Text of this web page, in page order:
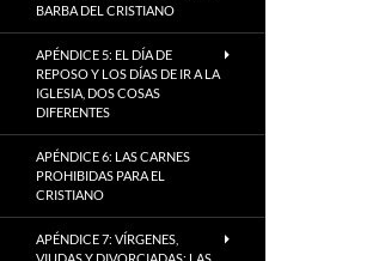
BARBA DEL CRISTIANO
APÉNDICE 5: EL DÍA DE
REPOSO Y LOS DÍAS DE IR A LA
IGLESIA, DOS COSAS
DIFERENTES
APÉNDICE 6: LAS CARNES
PROHIBIDAS PARA EL
CRISTIANO
APÉNDICE 7: VÍRGENES,